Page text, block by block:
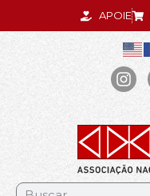
APOIE